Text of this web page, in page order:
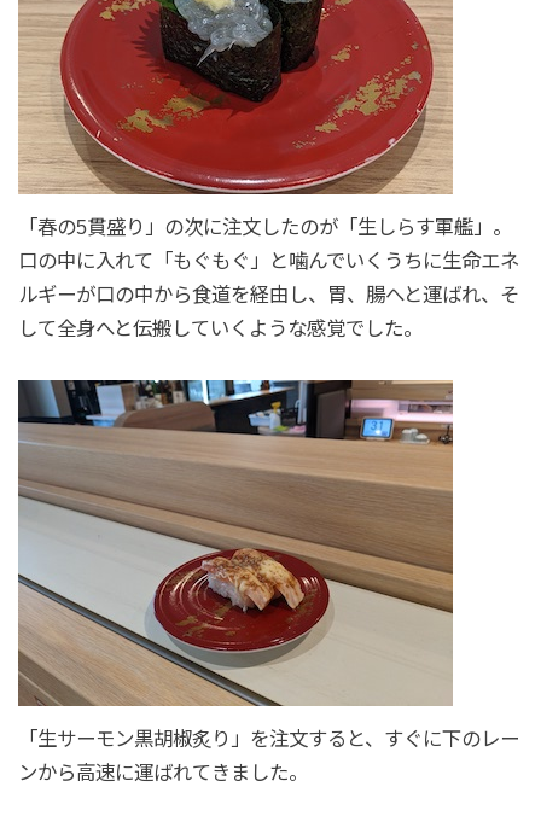
「春の5貫盛り」の次に注文したのが「生しらす軍艦」。
口の中に入れて「もぐもぐ」と噛んでいくうちに生命エネ
ルギーが口の中から食道を経由し、胃、腸へと運ばれ、そ
して全身へと伝搬していくような感覚でした。
「生サーモン黒胡椒炙り」を注文すると、すぐに下のレー
ンから高速に運ばれてきました。